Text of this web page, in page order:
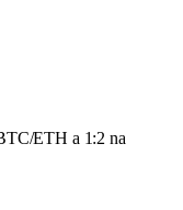
ETH a 1:2 na